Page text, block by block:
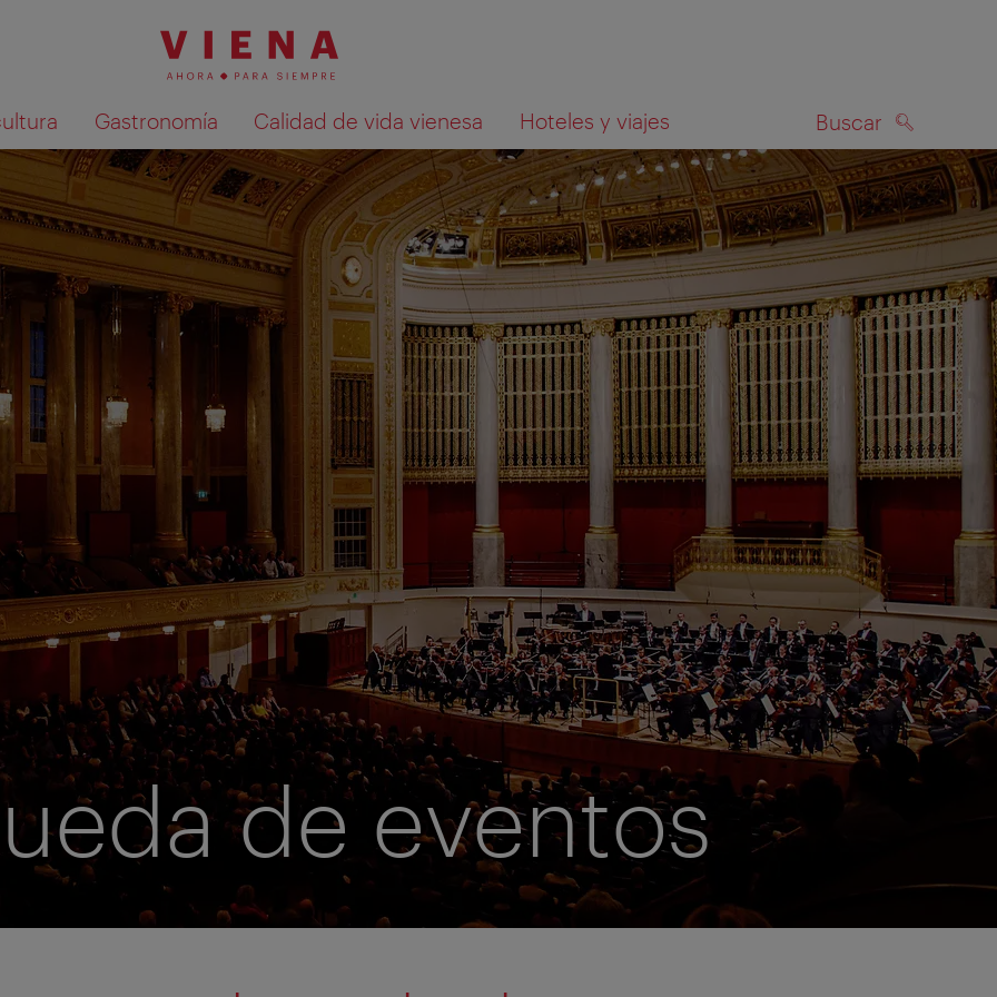
Gastronomía Calidad de vida vienesa Hoteles y viajes Buscar
Mostrar resultados de la búsqueda en el mapa BUSCAR
de eventos